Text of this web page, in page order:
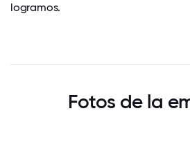
logramos.
Fotos de la